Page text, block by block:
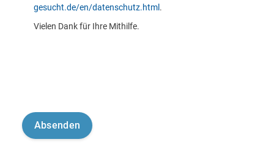
gesucht.de/en/datenschutz.html .
Vielen Dank für Ihre Mithilfe.